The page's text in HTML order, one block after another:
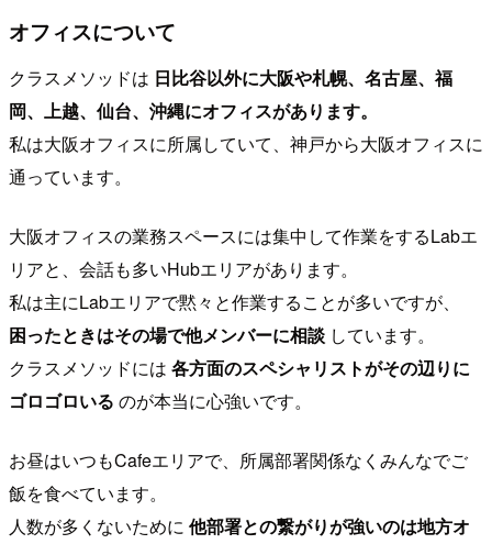
オフィスについて
クラスメソッドは 日比谷以外に大阪や札幌、名古屋、福
岡、上越、仙台、沖縄にオフィスがあります。
私は大阪オフィスに所属していて、神戸から大阪オフィスに
通っています。
大阪オフィスの業務スペースには集中して作業をするLabエ
リアと、会話も多いHubエリアがあります。
私は主にLabエリアで黙々と作業することが多いですが、
困ったときはその場で他メンバーに相談 しています。
クラスメソッドには 各方面のスペシャリストがその辺りに
ゴロゴロいる のが本当に心強いです。
お昼はいつもCafeエリアで、所属部署関係なくみんなでご
飯を食べています。
人数が多くないために 他部署との繋がりが強いのは地方オ